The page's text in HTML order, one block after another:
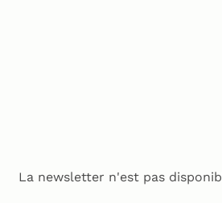
La newsletter n'est pas